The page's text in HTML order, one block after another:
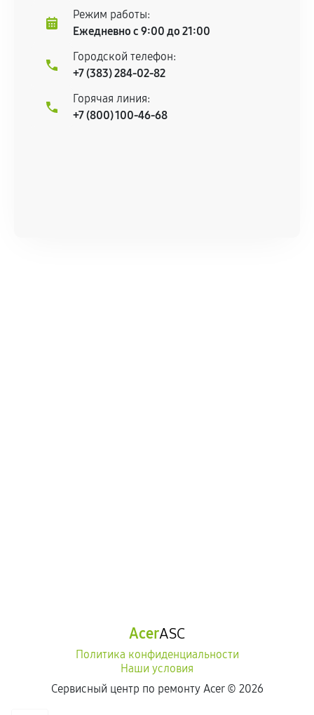
Установка была выполнена нашим сервисным
центром.
При этом гарантия на сами комплектующие
остается на стороне производителя или
продавца. За качество сторонних деталей
сервисный центр ответственности не несет.
Режим работы:
Ежедневно с 9:00 до 21:00
Городской телефон:
+7 (383) 284-02-82
Горячая линия:
+7 (800) 100-46-68
AcerASC
Политика конфиденциальности
Наши условия
Сервисный центр по ремонту Acer © 2026